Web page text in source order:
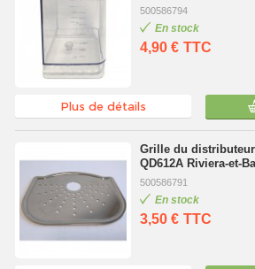
500586794
En stock
4,90 € TTC
Plus de détails
Grille du distributeur
QD612A Riviera-et-
500586791
En stock
3,50 € TTC